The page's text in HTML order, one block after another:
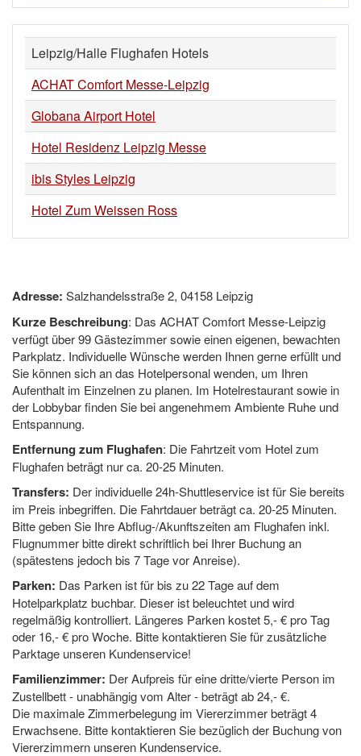
Leipzig/Halle Flughafen Hotels
ACHAT Comfort Messe-Leipzig
Globana Airport Hotel
Hotel Residenz Leipzig Messe
ibis Styles Leipzig
Hotel Zum Weissen Ross
Adresse: Salzhandelsstraße 2, 04158 Leipzig
Kurze Beschreibung: Das ACHAT Comfort Messe-Leipzig
verfügt über 99 Gästezimmer sowie einen eigenen, bewachten
Parkplatz. Individuelle Wünsche werden Ihnen gerne erfüllt und
Sie können sich an das Hotelpersonal wenden, um Ihren
Aufenthalt im Einzelnen zu planen. Im Hotelrestaurant sowie in
der Lobbybar finden Sie bei angenehmem Ambiente Ruhe und
Entspannung.
Entfernung zum Flughafen: Die Fahrtzeit vom Hotel zum
Flughafen beträgt nur ca. 20-25 Minuten.
Transfers: Der individuelle 24h-Shuttleservice ist für Sie bereits
im Preis inbegriffen. Die Fahrtdauer beträgt ca. 20-25 Minuten.
Bitte geben Sie Ihre Abflug-/Akunftszeiten am Flughafen inkl.
Flugnummer bitte direkt schriftlich bei Ihrer Buchung an
(spätestens jedoch bis 7 Tage vor Anreise).
Parken: Das Parken ist für bis zu 22 Tage auf dem
Hotelparkplatz buchbar. Dieser ist beleuchtet und wird
regelmäßig kontrolliert. Längeres Parken kostet 5,- € pro Tag
oder 16,- € pro Woche. Bitte kontaktieren Sie für zusätzliche
Parktage unseren Kundenservice!
Familienzimmer: Der Aufpreis für eine dritte/vierte Person im
Zustellbett - unabhängig vom Alter - beträgt ab 24,- €.
Die maximale Zimmerbelegung im Viererzimmer beträgt 4
Erwachsene. Bitte kontaktieren Sie bezüglich der Buchung von
Viererzimmern unseren Kundenservice.